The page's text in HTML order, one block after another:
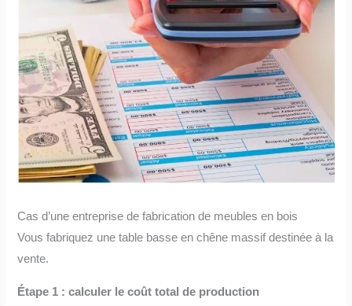
Cas d’une entreprise de fabrication de meubles en bois
Vous fabriquez une table basse en chêne massif destinée à la
vente.
Étape 1 : calculer le coût total de production